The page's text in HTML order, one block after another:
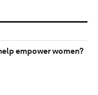
empower women?